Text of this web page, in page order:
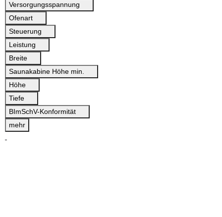
Versorgungsspannung
Ofenart
Steuerung
Leistung
Breite
Saunakabine Höhe min.
Höhe
Tiefe
BImSchV-Konformität
mehr